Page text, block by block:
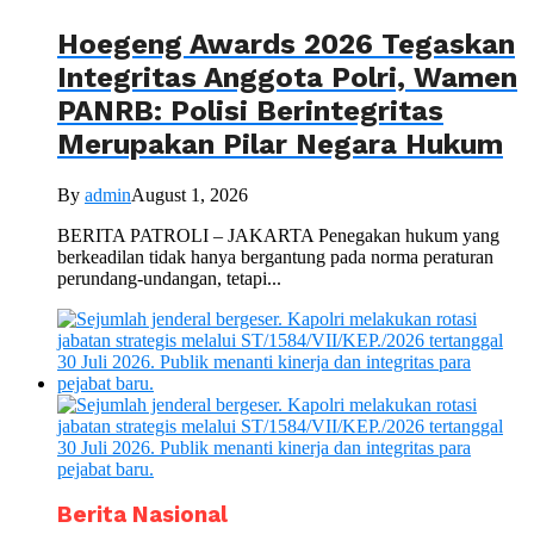
Hoegeng Awards 2026 Tegaskan
Integritas Anggota Polri, Wamen
PANRB: Polisi Berintegritas
Merupakan Pilar Negara Hukum
By adminAugust 1, 2026
BERITA PATROLI – JAKARTA Penegakan hukum yang
berkeadilan tidak hanya bergantung pada norma peraturan
perundang-undangan, tetapi...
Berita Nasional